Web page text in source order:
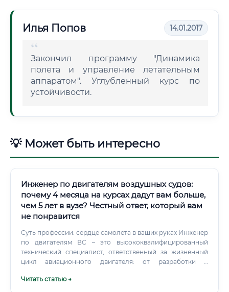
Илья Попов 14.01.2017
Закончил программу "Динамика
полета и управление летательным
аппаратом". Углубленный курс по
устойчивости.
💡 Может быть интересно
Инженер по двигателям воздушных судов:
почему 4 месяца на курсах дадут вам больше,
чем 5 лет в вузе? Честный ответ, который вам
не понравится
Суть профессии: сердце самолета в ваших руках Инженер
по двигателям ВС – это высококвалифицированный
технический специалист, ответственный за жизненный
цикл авиационного двигателя: от разработки и
и ремонта. Это аналитик, диагност и управленец, от
Читать статью →